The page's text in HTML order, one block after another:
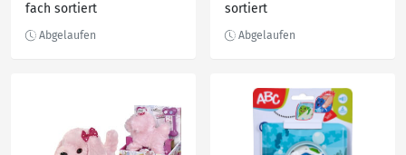
fach sortiert
sortiert